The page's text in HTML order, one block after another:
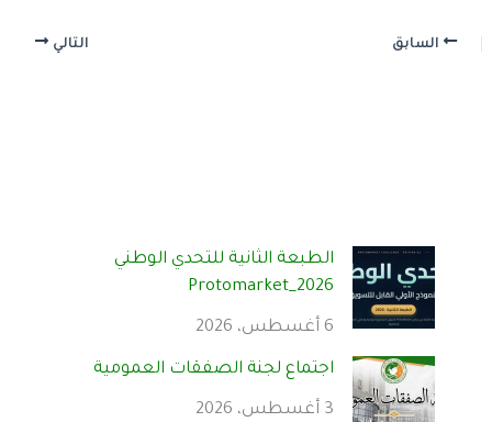
الطبعة الثانية للتحدي الوطني
Protomarket_2026
6 أغسطس، 2026
اجتماع لجنة الصفقات العمومية
3 أغسطس، 2026
السابق التالي